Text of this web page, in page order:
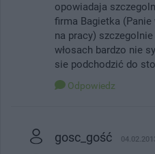
opowiadaja
firma Bagietka
na pracy)
włosach bardzo nie
sie podchodzić do
Odpowiedz
gosc_gość